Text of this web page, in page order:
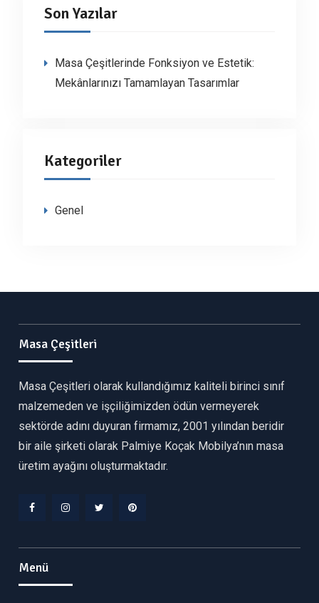
Son Yazılar
Masa Çeşitlerinde Fonksiyon ve Estetik:
Mekânlarınızı Tamamlayan Tasarımlar
Kategoriler
Genel
Masa Çeşitleri
Masa Çeşitleri olarak kullandığımız kaliteli birinci sınıf
malzemeden ve işçiliğimizden ödün vermeyerek
sektörde adını duyuran firmamız, 2001 yılından beridir
bir aile şirketi olarak Palmiye Koçak Mobilya’nın masa
üretim ayağını oluşturmaktadır.
Menü